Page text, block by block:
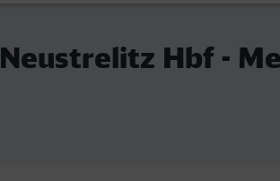
Neustrelitz Hbf -